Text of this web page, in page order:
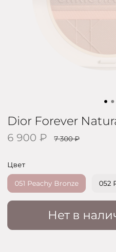
Dior Forever
6 900 ₽ 7 300 ₽
Нет в
Цвет
051 Peachy Bronze 052